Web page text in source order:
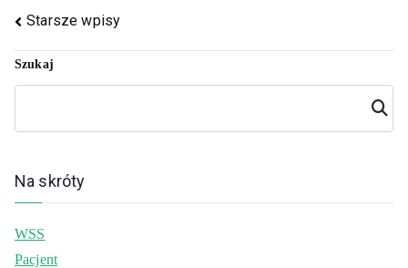
Starsze wpisy
Szukaj
Szuka
j
Na skróty
WSS
Pacjent